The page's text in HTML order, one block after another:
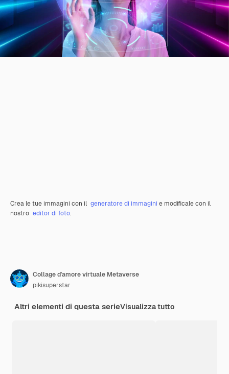
Crea le tue immagini con il generatore di immagini e modificale con il
nostro editor di foto.
Collage d'amore virtuale Metaverse
pikisuperstar
Altri elementi di questa serieVisualizza tutto